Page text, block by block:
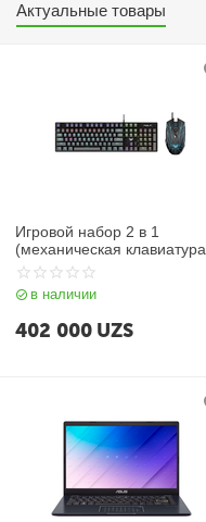
Актуальные товары
Игровой набор 2 в 1
(механическая клавиатура,
мышь) AULA T640
в наличии
402 000 UZS